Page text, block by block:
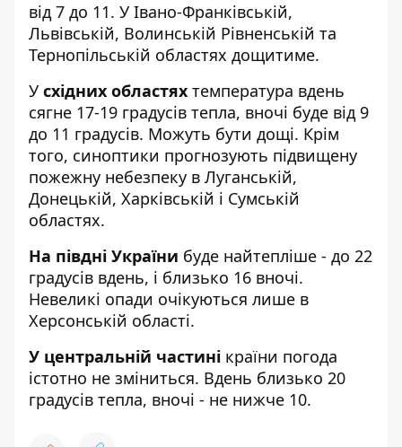
від 7 до 11. У Івано-Франківській,
Львівській, Волинській Рівненській та
Тернопільській областях дощитиме.
У східних областях температура вдень
сягне 17-19 градусів тепла, вночі буде від 9
до 11 градусів. Можуть бути дощі. Крім
того, синоптики прогнозують підвищену
пожежну небезпеку в Луганській,
Донецькій, Харківській і Сумській
областях.
На півдні України буде найтепліше - до 22
градусів вдень, і близько 16 вночі.
Невеликі опади очікуються лише в
Херсонській області.
У центральній частині країни погода
істотно не зміниться. Вдень близько 20
градусів тепла, вночі - не нижче 10.